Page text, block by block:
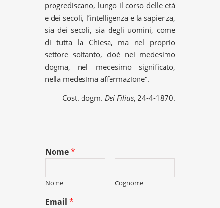
progrediscano, lungo il corso delle età
e dei secoli, l’intelligenza e la sapienza,
sia dei secoli, sia degli uomini, come
di tutta la Chiesa, ma nel proprio
settore soltanto, cioè nel medesimo
dogma, nel medesimo significato,
nella medesima affermazione”.
Cost. dogm. Dei Filius, 24-4-1870.
Nome*
Nome Cognome
Email*